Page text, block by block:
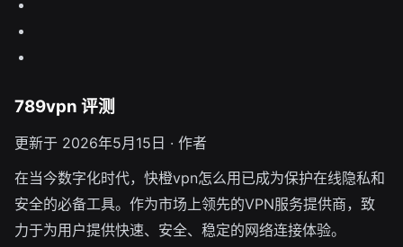
789vpn 评测
更新于 2026年5月15日 · 作者
在当今数字化时代，快橙vpn怎么用已成为保护在线隐私和
安全的必备工具。作为市场上领先的VPN服务提供商，致
力于为用户提供快速、安全、稳定的网络连接体验。